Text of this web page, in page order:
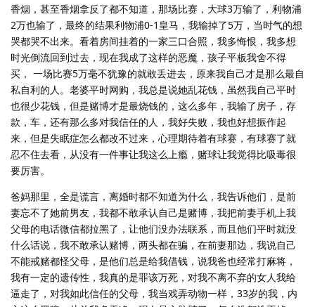
香烟，甚至香烟拿反了都不知道，那场比赛，大球3万输了，利物浦
2万也输了，最终的结果利物浦0-1皇马，我输掉了5万，当时气的想
哭都哭不出来。看着房间挂着的一家三口合照，我多悔恨，我多想
时光倒流回到过去，现在我成了这样的恶魔，孩子平板我舍不得
买， 一场比赛5万毫不犹豫的就敢丢进去，原来我自己才是那么最自
私自利的人。老婆平时网购，我总是说她乱花钱，虽然我自己平时
也很少花钱，但是赌博才是最烧钱的，这么多年，我输了房子，存
款，车，还有那么多对我信任的人，我好失败，我也好想振作起
来，但是失眠症怎么都改不过来，心理期待着有球赛，有球赛了就
忍不住去看，从没有一件事让我这么上瘾，赌球让我觉得比吸毒很
要厉害。
爸妈那里，全是谎言，离婚时都不知道为什么，我告诉他们，是前
妻忘不了她前男友，我都不敢承认自己是赌博，我把前妻手机上我
父母的电话微信都拉黑了，让他们没办法联系，而且他们平时就没
什么话说，我不敢承认赌博，两头都在骗，在前妻那边，我说自己
不能戒赌都怪父母，是他们总是给我借钱，说我爸也经常打麻将，
我有一定的遗传性，我真的是罪该万死，对我不离不弃的女人我给
逼走了，对我如此信任的父母，我当戏弄动物一样，33岁的我，内